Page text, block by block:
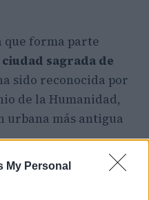
My Personal
que forma parte
ciudad sagrada de
sido reconocida por
de la Humanidad,
más antigua